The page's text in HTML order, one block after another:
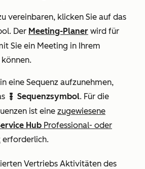
vereinbaren, klicken Sie auf das
Der Meeting-Planer wird für
Sie ein Meeting in Ihrem
eine Sequenz aufzunehmen,
sequences Sequenzsymbol. Für die
ist eine zugewiesene
Hub Professional- oder
erforderlich.
Vertriebs Aktivitäten des